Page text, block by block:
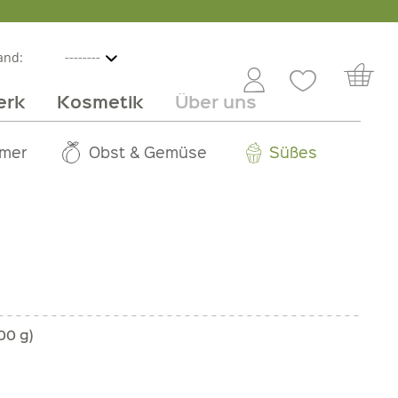
Kosmetik Über uns
Obst & Gemüse Süßes
Großhandel Service Jobs
g)